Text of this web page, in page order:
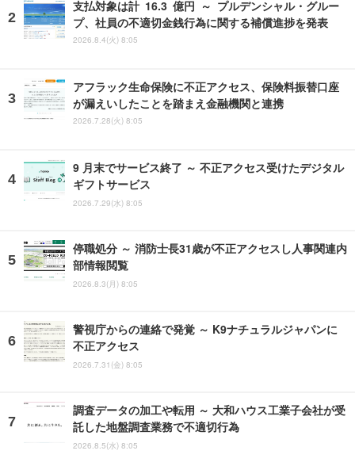
支払対象は計 16.3 億円 ～ プルデンシャル・グルー
プ、社員の不適切金銭行為に関する補償進捗を発表
2026.8.4(火) 8:05
アフラック生命保険に不正アクセス、保険料振替口座
が漏えいしたことを踏まえ金融機関と連携
2026.7.28(火) 8:05
9 月末でサービス終了 ～ 不正アクセス受けたデジタル
ギフトサービス
2026.7.29(水) 8:05
停職処分 ～ 消防士長31歳が不正アクセスし人事関連内
部情報閲覧
2026.8.3(月) 8:05
警視庁からの連絡で発覚 ～ K9ナチュラルジャパンに
不正アクセス
2026.7.31(金) 8:05
調査データの加工や転用 ～ 大和ハウス工業子会社が受
託した地盤調査業務で不適切行為
2026.8.5(水) 8:05